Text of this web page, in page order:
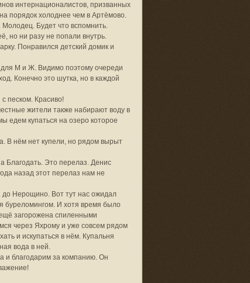
интернационалистов, призванных
порядок холоднее чем в Артёмово.
Молодец. Будет что вспомнить.
но ни разу не попали внутрь.
Понравился детский домик и
для М и Ж. Видимо поэтому очереди
Конечно это шутка, но в каждой
песком. Красиво!
жители также набирают воду в
едем купаться на озеро которое
В нём нет купели, но рядом вырыт
Благодать. Это перелаз. Денис
назад этот перелаз нам не
до Нерощино. Вот тут нас ожидал
буреломингом. И хотя время было
загорожена спиленными
через Яхрому и уже совсем рядом
и искупаться в нём. Купальня
вода в ней.
и благодарим за компанию. Он